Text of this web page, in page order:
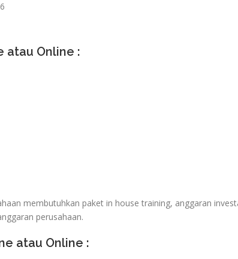
atau Online :
membutuhkan paket in house training, anggaran
perusahaan.
atau Online :